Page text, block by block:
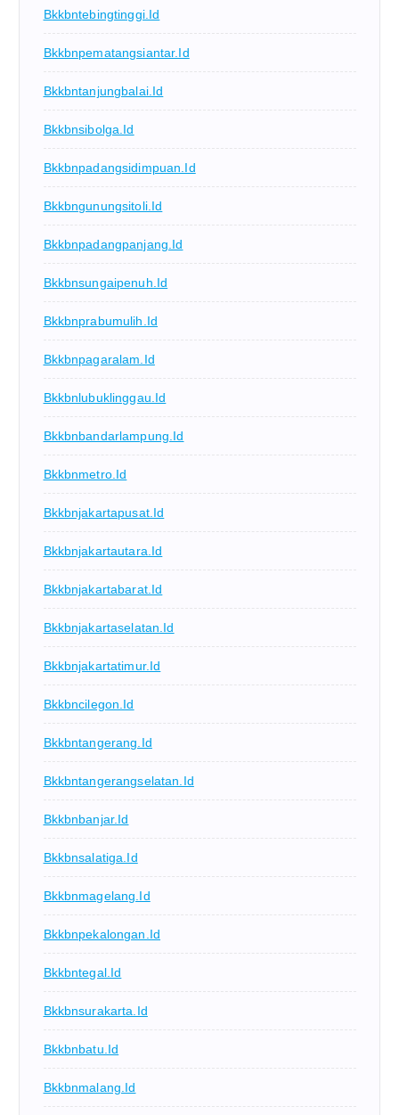
Bkkbntebingtinggi.id
Bkkbnpematangsiantar.id
Bkkbntanjungbalai.id
Bkkbnsibolga.id
Bkkbnpadangsidimpuan.id
Bkkbngunungsitoli.id
Bkkbnpadangpanjang.id
Bkkbnsungaipenuh.id
Bkkbnprabumulih.id
Bkkbnpagaralam.id
Bkkbnlubuklinggau.id
Bkkbnbandarlampung.id
Bkkbnmetro.id
Bkkbnjakartapusat.id
Bkkbnjakartautara.id
Bkkbnjakartabarat.id
Bkkbnjakartaselatan.id
Bkkbnjakartatimur.id
Bkkbncilegon.id
Bkkbntangerang.id
Bkkbntangerangselatan.id
Bkkbnbanjar.id
Bkkbnsalatiga.id
Bkkbnmagelang.id
Bkkbnpekalongan.id
Bkkbntegal.id
Bkkbnsurakarta.id
Bkkbnbatu.id
Bkkbnmalang.id